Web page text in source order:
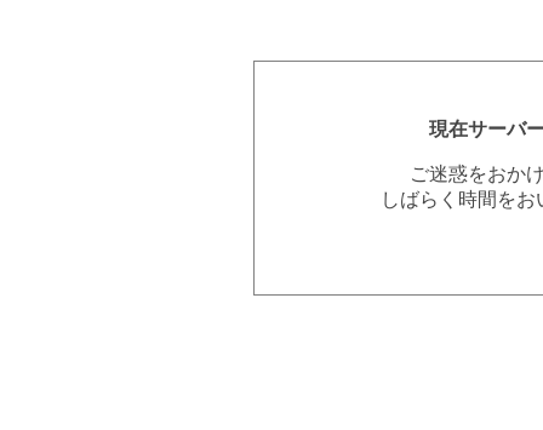
現在サーバ
ご迷惑をおか
しばらく時間を